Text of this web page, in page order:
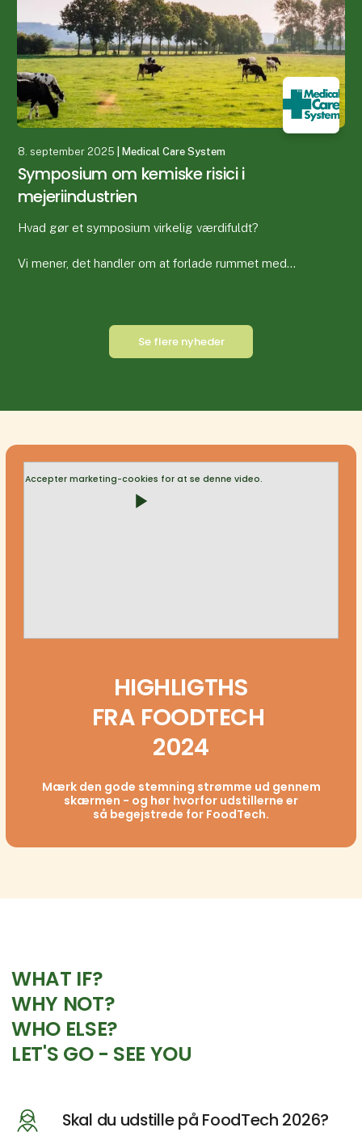
8. september 2025 | Medical Care System
Symposium om kemiske risici i
mejeriindustrien
Hvad gør et symposium virkelig værdifuldt?
Vi mener, det handler om at forlade rummet med
Se flere nyheder
Accepter marketing-cookies for at se denne video.
play_arrow
HIGHLIGTHS
FRA FOODTECH
2024
Mærk den gode stemning strømme ud gennem
skærmen - og hør hvorfor udstillerne er
så begejstrede for FoodTech.
WHAT IF?
WHY NOT?
WHO ELSE?
LET'S GO - SEE YOU
Skal du udstille på FoodTech 2026?